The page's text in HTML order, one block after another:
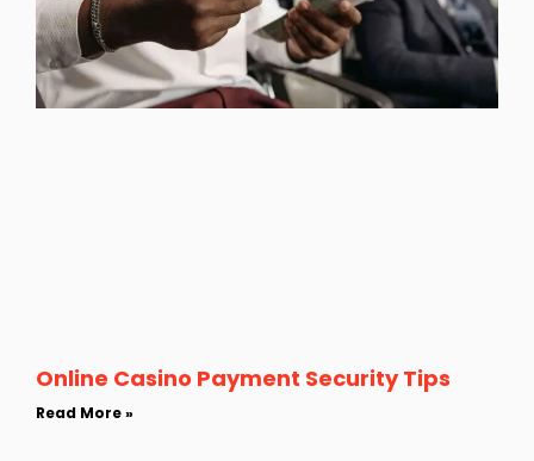
Online Casino Payment Security Tips
Read More »